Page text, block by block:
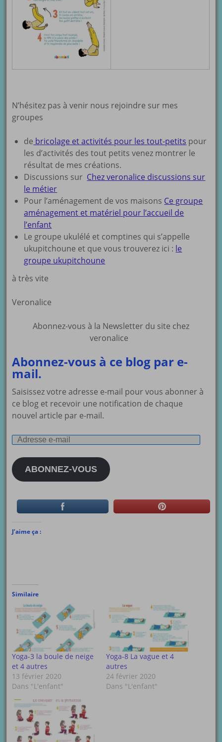
N’hésitez pas à venir nous rejoindre sur mes
groupes
de bricolage et activités pour les tout-petits pour
les d’activités des tout petits venez montrer le
résultat de mes créations.
Discussions sur Chez veronalice discussions sur
le métier
Pour l’aménagement de vos maisons Ce groupe
aménagement et matériel pour l’accueil de
l’enfant
Le groupe ukulélé et comptines qui s’appelle
ukupitchoune et que vous trouverez ici : le
groupe ukupitchoune
à très vite
Veronalice
Abonnez-vous à la Newsletter du site chez
veronalice
Abonnez-vous à ce blog par e-
mail.
Saisissez votre adresse e-mail pour vous abonner à
ce blog et recevoir une notification de chaque
nouvel article par e-mail.
Adresse
mail
ABONNEZ-VOUS
J’aime ça :
Similaire
Yoga-3 la boule de neige
et 4 autres
13 février 2020
Dans "L'enfant"
Yoga-8 La vague et 4
autres
24 février 2020
Dans "L'enfant"